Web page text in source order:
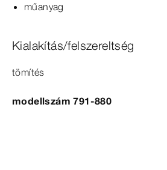
műanyag
Kialakítás/felszereltség
tömítés
modellszám 791-880